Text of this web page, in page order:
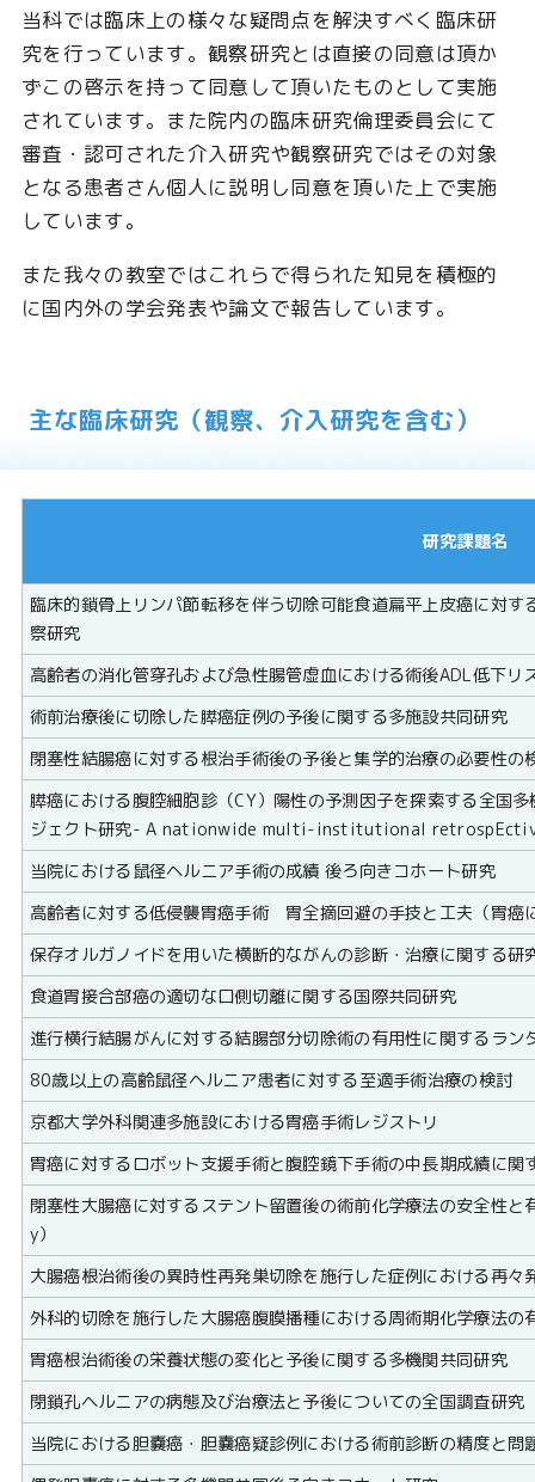
当科では臨床上の様々な疑問点を解決すべく臨床研
究を行っています。観察研究とは直接の同意は頂か
ずこの啓示を持って同意して頂いたものとして実施
されています。また院内の臨床研究倫理委員会にて
審査・認可された介入研究や観察研究ではその対象
となる患者さん個人に説明し同意を頂いた上で実施
しています。
また我々の教室ではこれらで得られた知見を積極的
に国内外の学会発表や論文で報告しています。
主な臨床研究（観察、介入研究を含む）
研究課題名
臨床的鎖骨上リンパ節転移を伴う切除可能食道扁平上皮癌に対
察研究
高齢者の消化管穿孔および急性腸管虚血における術後ADL低下リ
術前治療後に切除した膵癌症例の予後に関する多施設共同研究
閉塞性結腸癌に対する根治手術後の予後と集学的治療の必要性の
膵癌における腹腔細胞診（CY）陽性の予測因子を探索する全国
ジェクト研究- A nationwide multi-institutional
当院における鼠径ヘルニア手術の成績 後ろ向きコホート研究
高齢者に対する低侵襲胃癌手術 胃全摘回避の手技と工夫（胃癌
保存オルガノイドを用いた横断的ながんの診断・治療に関する研
食道胃接合部癌の適切な口側切離に関する国際共同研究
進行横行結腸がんに対する結腸部分切除術の有用性に関するラ
80歳以上の高齢鼠径ヘルニア患者に対する至適手術治療の検討
京都大学外科関連多施設における胃癌手術レジストリ
胃癌に対するロボット支援手術と腹腔鏡下手術の中長期成績に
閉塞性大腸癌に対するステント留置後の術前化学療法の安全性
y）
大腸癌根治術後の異時性再発巣切除を施行した症例における再々
外科的切除を施行した大腸癌腹膜播種における周術期化学療法の
胃癌根治術後の栄養状態の変化と予後に関する多機関共同研究
閉鎖孔ヘルニアの病態及び治療法と予後についての全国調査研究
当院における胆嚢癌・胆嚢癌疑診例における術前診断の精度と問